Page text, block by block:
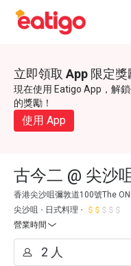
立即領取 App 限定獎
現在使用 Eatigo App，解
的獎勵！
使用 App
古今二 @ 尖沙
香港尖沙咀彌敦道100號The
尖沙咀
日式料理
營業時間